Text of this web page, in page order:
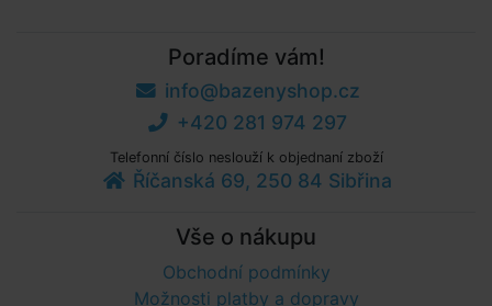
Poradíme vám!
info@bazenyshop.cz
+420 281 974 297
Telefonní číslo neslouží k objednaní zboží
Říčanská 69, 250 84 Sibřina
Vše o nákupu
Obchodní podmínky
Možnosti platby a dopravy